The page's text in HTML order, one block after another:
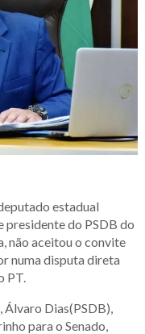
estadual
presidente do PSDB do
não aceitou o convite
numa disputa direta
PT.
Dias(PSDB),
para o Senado,